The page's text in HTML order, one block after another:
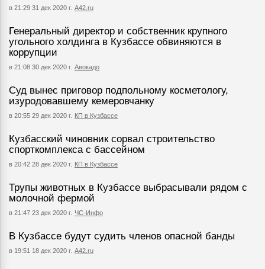
в 21:29 31 дек 2020 г. А42.ru
Генеральный директор и собственник крупного
угольного холдинга в Кузбассе обвиняются в
коррупции
в 21:08 30 дек 2020 г. Авокадо
Суд вынес приговор подпольному косметологу,
изуродовавшему кемеровчанку
в 20:55 29 дек 2020 г. КП в Кузбассе
Кузбасский чиновник сорвал строительство
спорткомплекса с бассейном
в 20:42 28 дек 2020 г. КП в Кузбассе
Трупы животных в Кузбассе выбрасывали рядом с
молочной фермой
в 21:47 23 дек 2020 г. ЧС-Инфо
В Кузбассе будут судить членов опасной банды
в 19:51 18 дек 2020 г. A42.ru